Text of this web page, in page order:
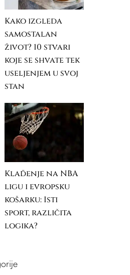
Kako izgleda
samostalan
život? 10 stvari
koje se shvate tek
useljenjem u svoj
stan
Klađenje na NBA
ligu i evropsku
košarku: Isti
sport, različita
logika?